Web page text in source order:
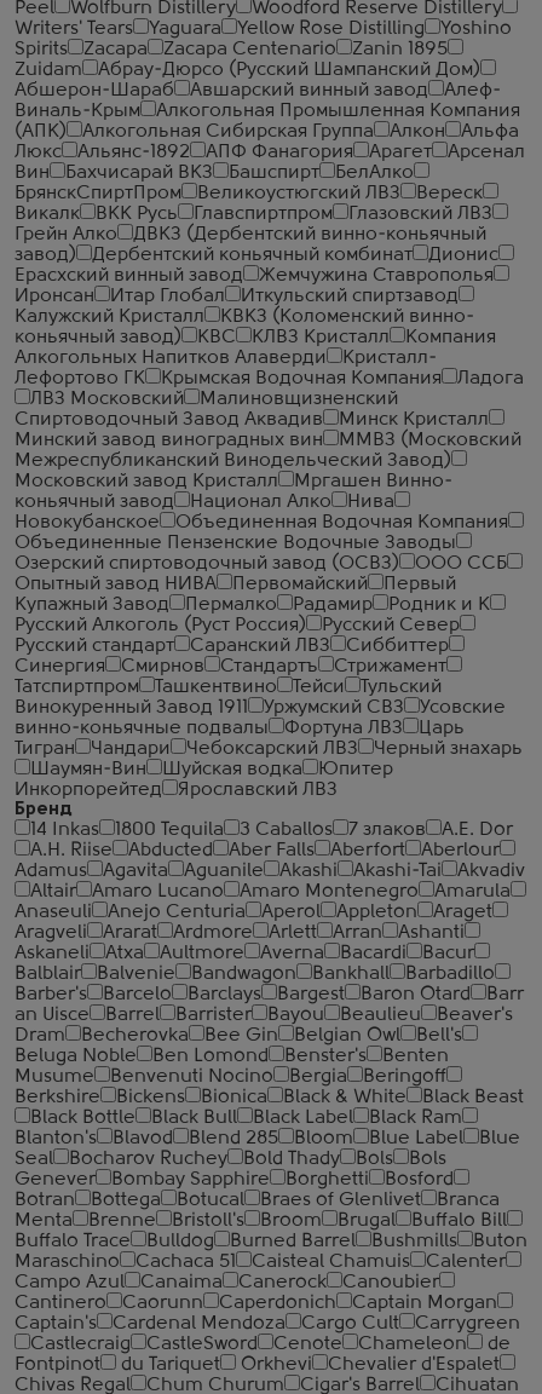
Peel
Wolfburn Distillery
Woodford Reserve Distillery
Writers' Tears
Yaguara Yellow Rose Distilling
Yoshino
Spirits
Zacapa Zacapa Centenario
Zanin 1895
Zuidam
Абрау-Дюрсо (Русский Шампанский Дом)
Абшерон-Шараб
Авшарский винный завод
Алеф-
Виналь-Крым
Алкогольная Промышленная Компания
(АПК)
Алкогольная Сибирская Группа Алкон
Альфа
Люкс
Альянс-1892 АПФ Фанагория Арагет
Арсенал
Вин
Бахчисарай ВКЗ Башспирт
БелАлко
БрянскСпиртПром
Великоустюгский ЛВЗ
Вереск
Викалк
ВКК Русь Главспиртпром
Глазовский ЛВЗ
Грейн Алко
ДВКЗ (Дербентский винно-коньячный
завод)
Дербентский коньячный комбинат
Дионис
Ерасхский винный завод
Жемчужина Ставрополья
Иронсан
Итар Глобал
Иткульский спиртзавод
Калужский Кристалл
КВКЗ (Коломенский винно-
коньячный завод)
КВС КЛВЗ Кристалл
Компания
Алкогольных Напитков Алаверди
Кристалл-
Лефортово ГК
Крымская Водочная Компания
Ладога
ЛВЗ Московский
Малиновщизненский
Спиртоводочный Завод Аквадив
Минск Кристалл
Минский завод виноградных вин
ММВЗ (Московский
Межреспубликанский Винодельческий Завод)
Московский завод Кристалл
Мргашен Винно-
коньячный завод
Национал Алко
Нива
Новокубанское
Объединенная Водочная Компания
Объединенные Пензенские Водочные Заводы
Озерский спиртоводочный завод (ОСВЗ)
ООО ССБ
Опытный завод НИВА
Первомайский
Первый
Купажный Завод
Пермалко Радамир
Родник и К
Русский Алкоголь (Руст Россия)
Русский Север
Русский стандарт
Саранский ЛВЗ
Сиббиттер
Синергия
Смирнов Стандартъ
Стрижамент
Татспиртпром
Ташкентвино Тейси
Тульский
Винокуренный Завод 1911
Уржумский СВЗ
Усовские
винно-коньячные подвалы
Фортуна ЛВЗ
Царь
Тигран
Чандари Чебоксарский ЛВЗ
Черный знахарь
Шаумян-Вин
Шуйская водка
Юпитер
Инкорпорейтед
Ярославский ЛВЗ
Бренд
14 Inkas
1800 Tequila 3 Caballos 7 злаков
A.E. Dor
A.H. Riise
Abducted Aber Falls Aberfort
Aberlour
Adamus
Agavita Aguanile Akashi Akashi-Tai
Akvadiv
Altair
Amaro Lucano Amaro Montenegro
Amarula
Anaseuli
Anejo Centuria Aperol Appleton
Araget
Aragveli
Ararat Ardmore Arlett Arran
Ashanti
Askaneli
Atxa Aultmore Averna Bacardi
Bacur
Balblair
Balvenie Bandwagon Bankhall
Barbadillo
Barber's
Barcelo Barclays Bargest Baron Otard
Barr
an Uisce
Barrel Barrister Bayou Beaulieu
Beaver's
Dram
Becherovka Bee Gin Belgian Owl
Bell's
Beluga Noble
Ben Lomond Benster's
Benten
Musume
Benvenuti Nocino Bergia
Beringoff
Berkshire
Bickens Bionica Black & White
Black Beast
Black Bottle
Black Bull Black Label
Black Ram
Blanton's
Blavod Blend 285 Bloom Blue Label
Blue
Seal
Bocharov Ruchey Bold Thady Bols
Bols
Genever
Bombay Sapphire Borghetti
Bosford
Botran
Bottega Botucal Braes of Glenlivet
Branca
Menta
Brenne Bristoll's Broom Brugal
Buffalo Bill
Buffalo Trace
Bulldog Burned Barrel Bushmills
Buton
Maraschino
Cachaca 51 Caisteal Chamuis
Calenter
Campo Azul
Canaima Canerock
Canoubier
Cantinero
Caorunn Caperdonich
Captain Morgan
Captain's
Cardenal Mendoza Cargo Cult
Carrygreen
Castlecraig
CastleSword Cenote Chameleon
de
Fontpinot
du Tariquet Orkhevi
Chevalier d'Espalet
Chivas Regal
Chum Churum Cigar's Barrel
Cihuatan